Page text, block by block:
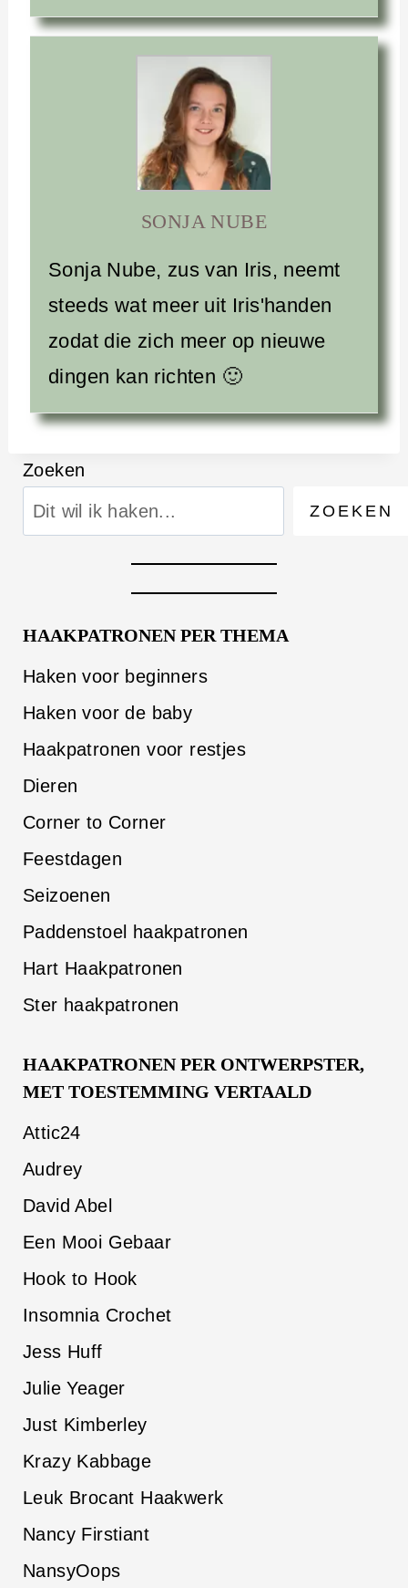
SONJA NUBE
Sonja Nube, zus van Iris, neemt
steeds wat meer uit Iris'handen
zodat die zich meer op nieuwe
dingen kan richten 🙂
Zoeken
ZOEKEN
HAAKPATRONEN PER THEMA
Haken voor beginners
Haken voor de baby
Haakpatronen voor restjes
Dieren
Corner to Corner
Feestdagen
Seizoenen
Paddenstoel haakpatronen
Hart Haakpatronen
Ster haakpatronen
HAAKPATRONEN PER ONTWERPSTER,
MET TOESTEMMING VERTAALD
Attic24
Audrey
David Abel
Een Mooi Gebaar
Hook to Hook
Insomnia Crochet
Jess Huff
Julie Yeager
Just Kimberley
Krazy Kabbage
Leuk Brocant Haakwerk
Nancy Firstiant
NansyOops